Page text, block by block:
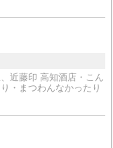
近藤印 高知酒店・こん
・まつわんなかったり